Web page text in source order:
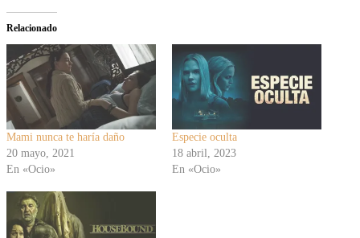
Relacionado
Mami nunca te haría daño
20 mayo, 2021
En «Ocio»
Especie oculta
18 abril, 2023
En «Ocio»